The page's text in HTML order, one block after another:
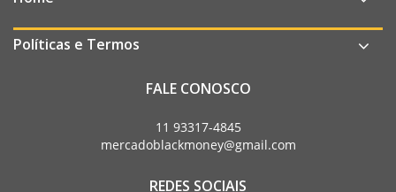
Políticas e Termos
FALE CONOSCO
11 93317-4845
mercadoblackmoney@gmail.com
REDES SOCIAIS